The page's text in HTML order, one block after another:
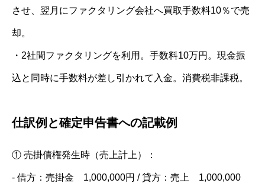
させ、翌月にファクタリング会社へ買取手数料10％で売
却。
・2社間ファクタリングを利用。手数料10万円。現金振
込と同時に手数料が差し引かれて入金。消費税非課税。
仕訳例と確定申告書への記載例
① 売掛債権発生時（売上計上）：
‐ 借方：売掛金 1,000,000円 / 貸方：売上 1,000,000